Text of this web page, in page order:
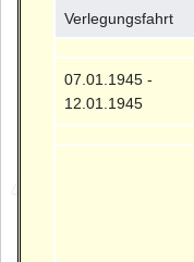
Verlegungsfahrt
07.01.1945 -
12.01.1945